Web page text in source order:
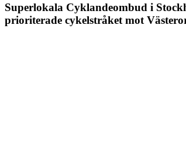
Superlokala Cyklandeombud i
prioriterade cykelstråket mot